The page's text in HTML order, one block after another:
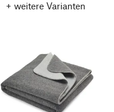
+ weitere Varianten